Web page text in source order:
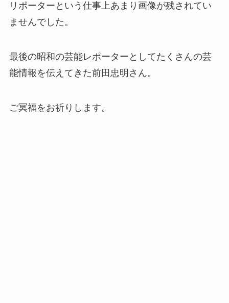
リポーターという仕事上あまり画像が残されてい
ませんでした。
最後の昭和の芸能レポーターとしてたくさんの芸
能情報を伝えてきた前田忠明さん。
ご冥福をお祈りします。